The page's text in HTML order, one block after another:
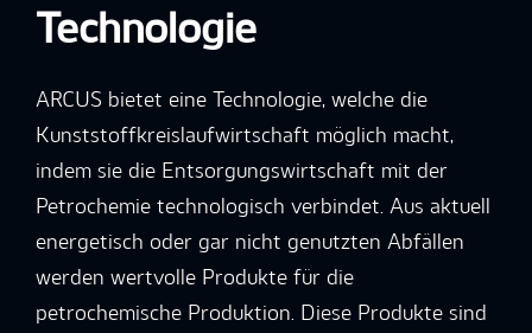
ÜBER UNS
TECHNOLOGIE
KONTAKT
Technologie
ARCUS bietet eine Technologie, welche die
Kunststoffkreislaufwirtschaft möglich macht,
indem sie die Entsorgungswirtschaft mit der
Petrochemie technologisch verbindet. Aus aktuell
energetisch oder gar nicht genutzten Abfällen
werden wertvolle Produkte für die
petrochemische Produktion. Diese Produkte sind